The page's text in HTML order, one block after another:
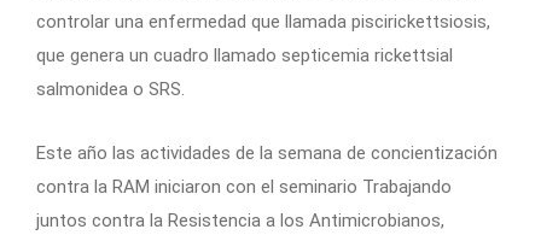
controlar una enfermedad que llamada piscirickettsiosis,
que genera un cuadro llamado septicemia rickettsial
salmonidea o SRS.
Este año las actividades de la semana de concientización
contra la RAM iniciaron con el seminario Trabajando
juntos contra la Resistencia a los Antimicrobianos,